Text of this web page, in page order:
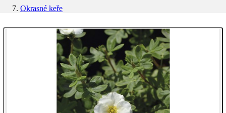
Okrasné keře